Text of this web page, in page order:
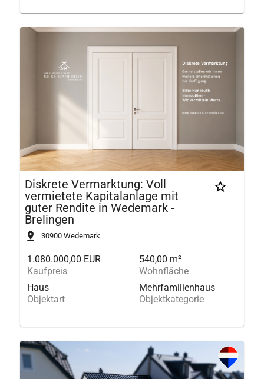
Diskrete Vermarktung: Voll
vermietete Kapitalanlage mit
guter Rendite in Wedemark -
Brelingen
30900 Wedemark
1.080.000,00 EUR
Kaufpreis
540,00 m²
Wohnfläche
Haus
Objektart
Mehrfamilienhaus
Objektkategorie